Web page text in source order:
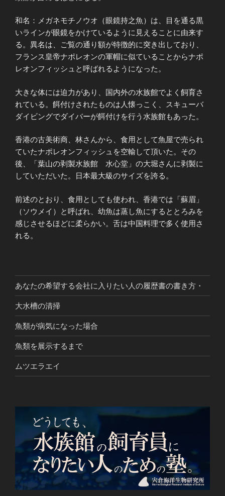
和名：メガネモチノウオ（眼鏡持之魚）は、目を通る黒
いラインが眼鏡をかけているように見えることに由来す
る。異名は、ご覧の通り額が特徴的に突き出しており、
フランス皇帝ナポレオンの軍帽に似ていることからナポ
レオンフィッシュと呼ばれるようになった。
大きな体には迫力があり、国内外の水族館でよく飼育さ
れている。餌付けされたものは人懐っこく、スキューバ
ダイビングでダイバーが餌付けを行う水族館もあった。
香港の古美術商、林さんから、食用として魚屋で売られ
ていたナポレオンフィッシュを空輸して頂いた。その
後、「葉山の剥製水族館 水心堂」の大堀さんに剥製に
していただいた。日本最大級のサイズを誇る。
前述のとおり、食用としても使われ、香港では「蘇眉」
（ソウメイ）と呼ばれ、幼魚は蒸し魚にするととろみを
感じさせるほどに柔らかい。舌は中国料理で多く使用さ
れる。
あなたの希望する会社に入りたい人の履歴書の書き方・
大水槽の清掃
魚類が病気になった場合
魚類を展示するまで
ムツエラエイ